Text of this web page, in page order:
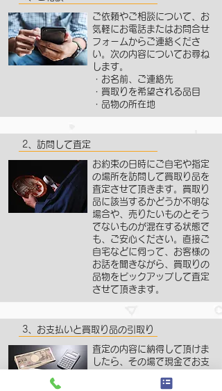
ご依頼やご相談について、お
気軽にお電話またはお問合せ
フォームからご連絡くださ
い。次の内容についてお尋ね
します。
・お名前、ご連絡先
・買取りを希望される品目
・品物の所在地
2、訪問して査定
お約束の日時にご自宅や指定
の場所を訪問して買取り品を
査定させて頂きます。買取り
品に該当するかどうか不明な
場合や、売りたいものとそう
でないものが混在する状態で
も、ご安心ください。直接ご
自宅などに伺って、お客様の
お話を聞きながら、買取りの
品物をピックアップして査定
させて頂きます。
3、お支払いと買取り品の引取り
査定の内容に納得して頂けま
したら、その場で現金でお支
せて頂きます。明朗会計を大